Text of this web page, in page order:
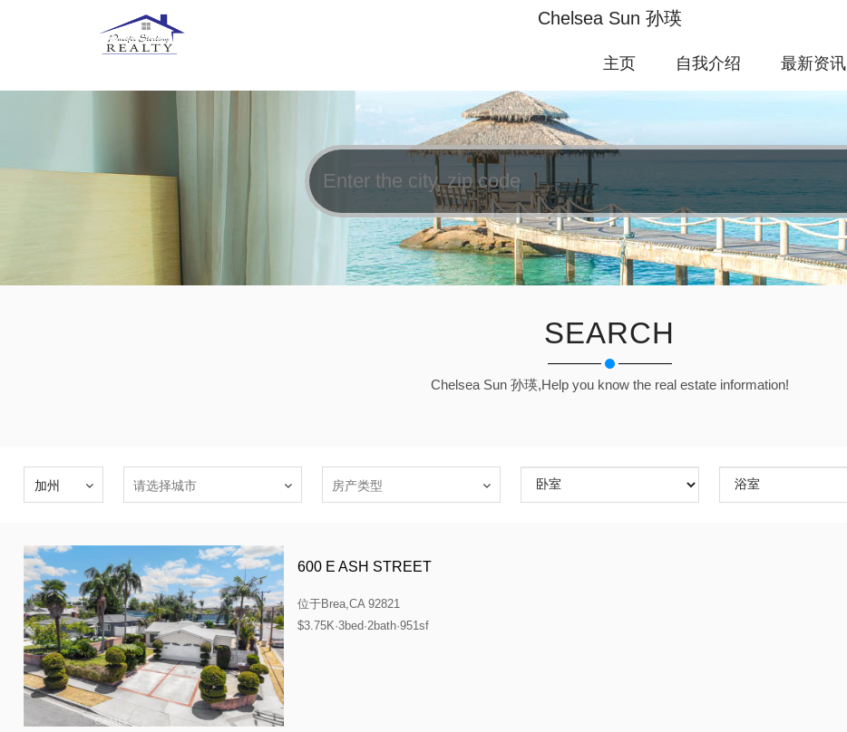
Chelsea Sun 孙瑛
主页 自我介绍 最新资讯
SEARCH
Chelsea Sun 孙瑛,Help you know the real estate information!
600 E ASH STREET
位于Brea,CA 92821
$3.75K·3bed·2bath·951sf